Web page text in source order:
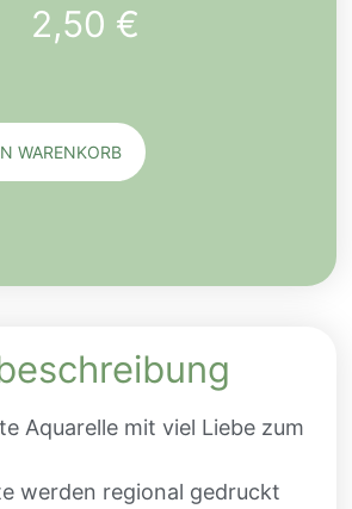
2,50 €
WARENKORB
Aquarelle mit viel Liebe zum
werden regional gedruckt